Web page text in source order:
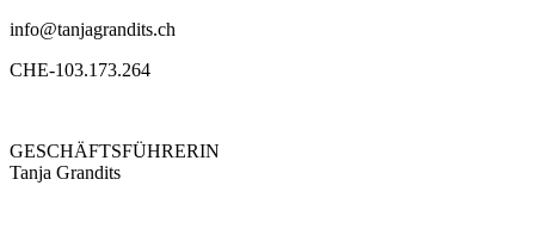
info@tanjagrandits.ch
CHE-103.173.264
GESCHÄFTSFÜHRERIN
Tanja Grandits